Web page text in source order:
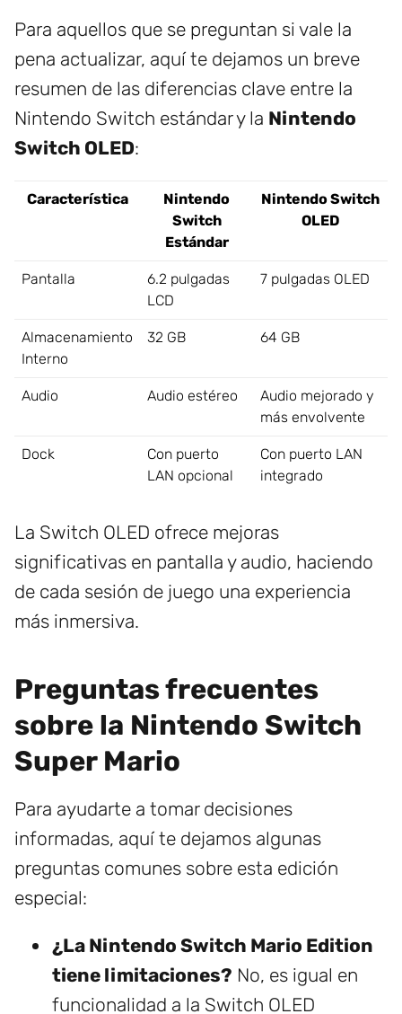
Para aquellos que se preguntan si vale la
pena actualizar, aquí te dejamos un breve
resumen de las diferencias clave entre la
Nintendo Switch estándar y la Nintendo
Switch OLED:
Característica
Nintendo
Switch
Estándar
Nintendo Switch
OLED
Pantalla
6.2 pulgadas
LCD
7 pulgadas OLED
Almacenamiento
Interno
32 GB 64 GB
Audio Audio estéreo
Audio mejorado y
más envolvente
Dock
Con puerto
LAN opcional
Con puerto LAN
integrado
La Switch OLED ofrece mejoras
significativas en pantalla y audio, haciendo
de cada sesión de juego una experiencia
más inmersiva.
Preguntas frecuentes
sobre la Nintendo Switch
Super Mario
Para ayudarte a tomar decisiones
informadas, aquí te dejamos algunas
preguntas comunes sobre esta edición
especial:
¿La Nintendo Switch Mario Edition
tiene limitaciones? No, es igual en
funcionalidad a la Switch OLED